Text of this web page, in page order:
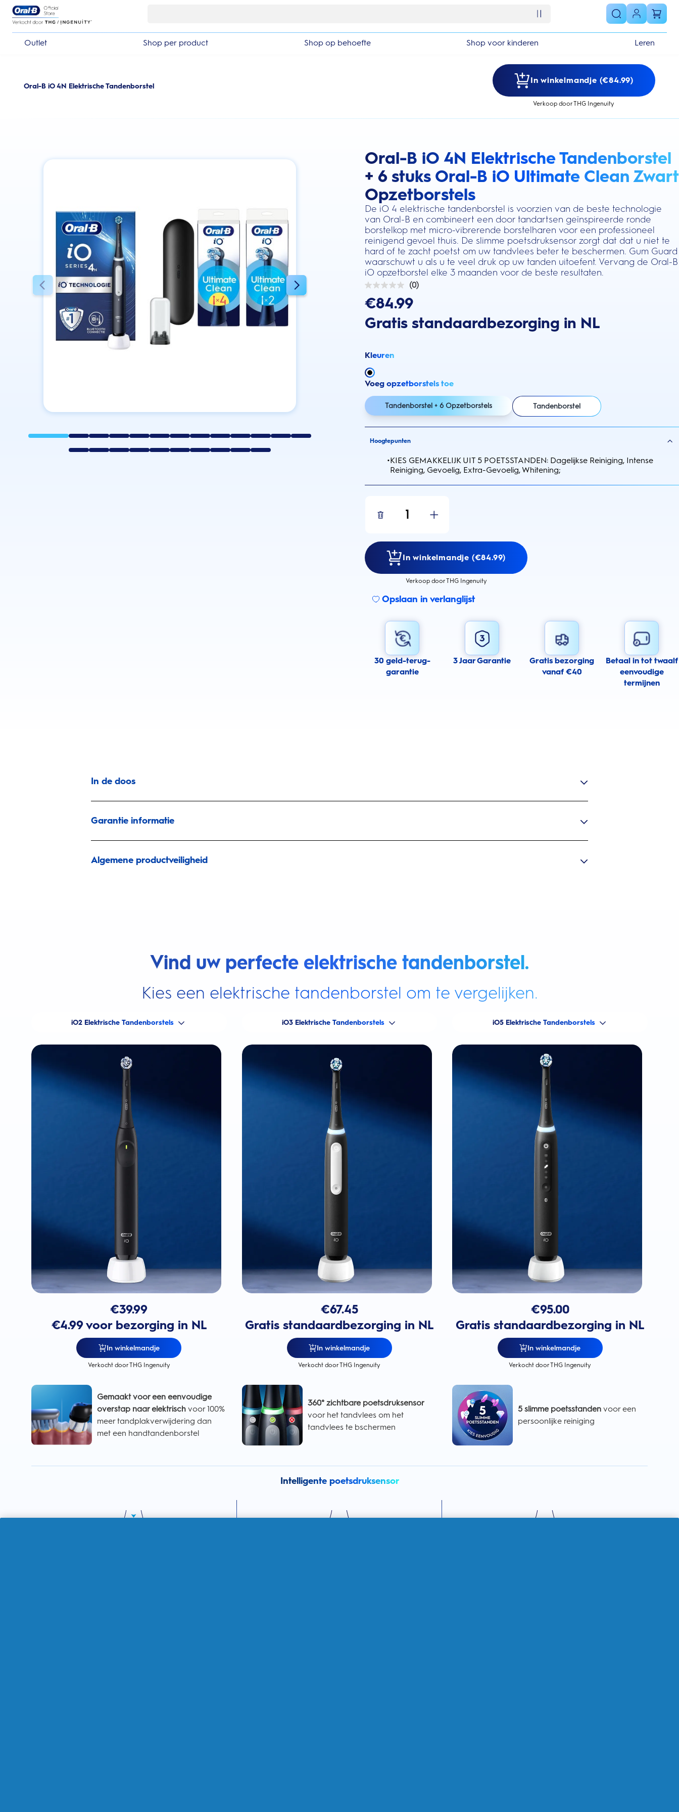
Outlet Shop per product Shop op behoefte Shop voor kinderen Leren
Oral-B iO 4N Elektrische Tandenborstel
In winkelmandje (€84.99)
Verkoop door THG Ingenuity
Oral-B iO 4N Elektrische Tandenborstel
+ 6 stuks Oral-B iO Ultimate Clean Zwart
Opzetborstels
De iO 4 elektrische tandenborstel is voorzien van de beste technologie
van Oral-B en combineert een door tandartsen geïnspireerde ronde
borstelkop met micro-vibrerende borstelharen voor een professioneel
reinigend gevoel thuis. De slimme poetsdruksensor zorgt dat dat u niet te
hard of te zacht poetst om uw tandvlees beter te beschermen. Gum Guard
waarschuwt u als u te veel druk op uw tanden uitoefent. Vervang de Oral-B
iO opzetborstel elke 3 maanden voor de beste resultaten.
this action will scroll you to the reviews section
(0)
0.0
de
sterren.
€84.99
Gratis standaardbezorging in NL
Kleuren
Voeg opzetborstels toe
Tandenborstel + 6 Opzetborstels Tandenborstel
Hoogtepunten
•KIES GEMAKKELIJK UIT 5 POETSSTANDEN: Dagelijkse Reiniging, Intense
Reiniging, Gevoelig, Extra-Gevoelig, Whitening;
1
In winkelmandje (€84.99)
Verkoop door THG Ingenuity
Opslaan in verlanglijst
30 geld-terug-
garantie
3 Jaar Garantie
Gratis bezorging
vanaf €40
Betaal in tot twaalf
eenvoudige
termijnen
In de doos
Garantie informatie
Algemene productveiligheid
Vind uw perfecte elektrische tandenborstel.
Kies een elektrische tandenborstel om te vergelijken.
iO2 Elektrische Tandenborstels
€39.99
€4.99 voor bezorging in NL
In winkelmandje
Verkocht door THG Ingenuity
iO3 Elektrische Tandenborstels
€67.45
Gratis standaardbezorging in NL
In winkelmandje
Verkocht door THG Ingenuity
iO5 Elektrische Tandenborstels
€95.00
Gratis standaardbezorging in NL
In winkelmandje
Verkocht door THG Ingenuity
Gemaakt voor een eenvoudige
overstap naar elektrisch voor 100%
meer tandplakverwijdering dan
met een handtandenborstel
360° zichtbare poetsdruksensor
voor het tandvlees om het
tandvlees te bschermen
5 slimme poetsstanden voor een
persoonlijke reiniging
Intelligente poetsdruksensor